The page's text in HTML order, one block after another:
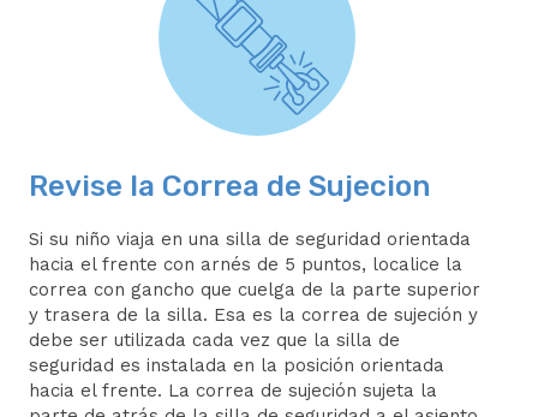
Revise la Correa de Sujecion
Si su niño viaja en una silla de seguridad orientada
hacia el frente con arnés de 5 puntos, localice la
correa con gancho que cuelga de la parte superior
y trasera de la silla. Esa es la correa de sujeción y
debe ser utilizada cada vez que la silla de
seguridad es instalada en la posición orientada
hacia el frente. La correa de sujeción sujeta la